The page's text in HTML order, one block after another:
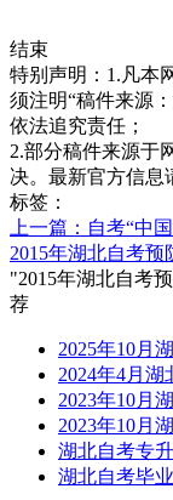
结束
特别声明：1.凡本
须注明“稿件来源
依法追究责任；
2.部分稿件来源于
决。最新官方信息
标签：
上一篇：自考“中
2015年湖北自考
"2015年湖北自考
荐
2025年10月
2024年4月
2023年10月
2023年10月
湖北自考专
湖北自考毕